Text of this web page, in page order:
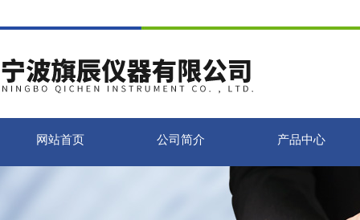
网站首页 公司简介 产品中心